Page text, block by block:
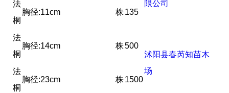
限公司
法
桐
胸径:11cm 株135
法
桐
胸径:14cm 株500
沭阳县春芮知苗木
场
法
桐
胸径:23cm 株1500